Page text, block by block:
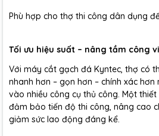
Phù hợp cho thợ thi công dân dụng
Tối ưu hiệu suất – nâng tầm công
Với máy cắt gạch đá Kyntec, thợ có
nhanh hơn – gọn hơn – chính xác
vào nhiều công cụ thủ công. Một
đảm bảo tiến độ thi công, nâng cao
giảm sức lao động đáng kể.